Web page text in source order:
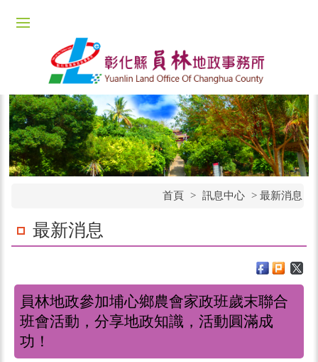
首頁 > 訊息中心 >最新消息
最新消息
員林地政參加埔心鄉農會家政班歲末聯合
班會活動，分享地政知識，活動圓滿成
功！